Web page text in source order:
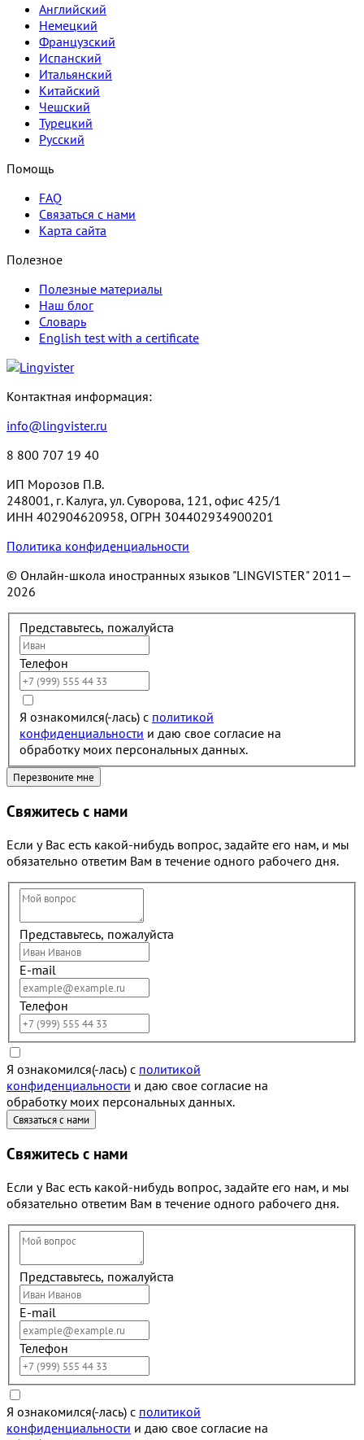
Английский
Немецкий
Французский
Испанский
Итальянский
Китайский
Чешский
Турецкий
Русский
Помощь
FAQ
Связаться с нами
Карта сайта
Полезное
Полезные материалы
Наш блог
Словарь
English test with a certificate
Контактная информация:
info@lingvister.ru
8 800 707 19 40
ИП Морозов П.В.
248001, г. Калуга, ул. Суворова, 121, офис 425/1
ИНН 402904620958, ОГРН 304402934900201
Политика конфиденциальности
© Онлайн-школа иностранных языков "LINGVISTER" 2011—
2026
Представьтесь, пожалуйста
Телефон
Я ознакомился(-лась) с политикой
конфиденциальности и даю свое согласие на
обработку моих персональных данных.
Свяжитесь с нами
Если у Вас есть какой-нибудь вопрос, задайте его нам, и мы
обязательно ответим Вам в течение одного рабочего дня.
Представьтесь, пожалуйста
E-mail
Телефон
Я ознакомился(-лась) с политикой
конфиденциальности и даю свое согласие на
обработку моих персональных данных.
Свяжитесь с нами
Если у Вас есть какой-нибудь вопрос, задайте его нам, и мы
обязательно ответим Вам в течение одного рабочего дня.
Представьтесь, пожалуйста
E-mail
Телефон
Я ознакомился(-лась) с политикой
конфиденциальности и даю свое согласие на